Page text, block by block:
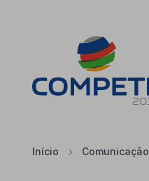
Início Comunicação